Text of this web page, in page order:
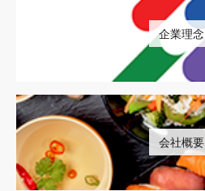
企業理念
会社概要